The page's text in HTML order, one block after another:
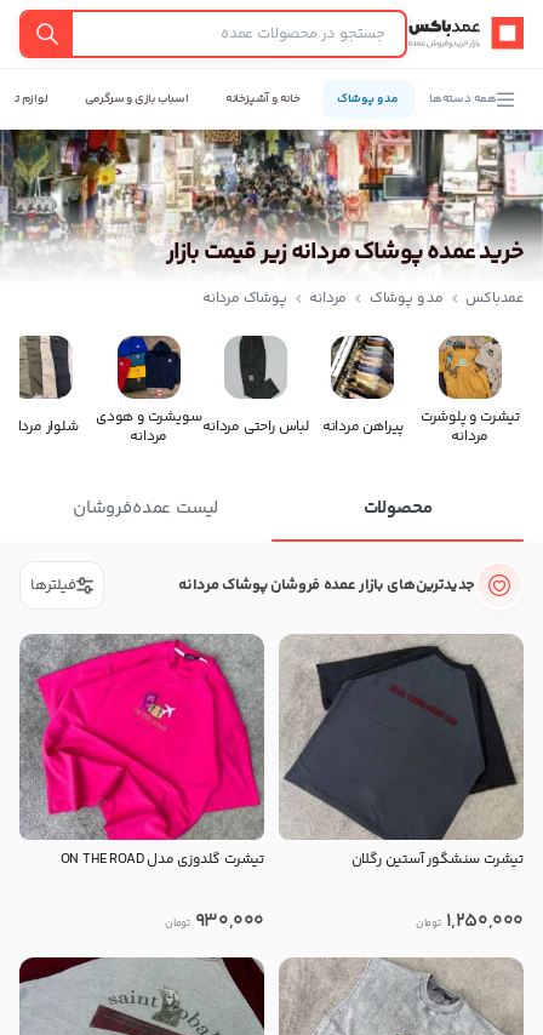
عمدباکس — بازگشت به صفحه اصلی
جستجو
همه دسته‌ها مد و پوشاک خانه و آشپزخانه اسباب بازی و سرگرمی لوازم
خرید عمده پوشاک مردانه زیر قیمت بازار
عمدباکس مد و پوشاک مردانه پوشاک مردانه
تیشرت و پلوشرت
مردانه
پیراهن مردانه لباس راحتی مردانهسویشرت و هودی
مردانه
شلوار مردانه
محصولات لیست عمده‌فروشان
جدیدترین‌های بازار عمده فروشان پوشاک مردانه فیلترها
تیشرت سنشگور آستین رگلان
1,250,000 تومان
تیشرت گلدوزی مدل ON THE ROAD
930,000 تومان